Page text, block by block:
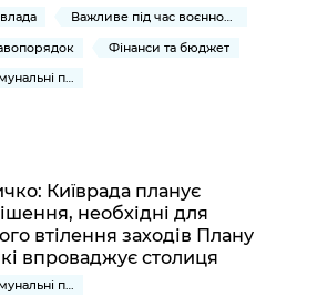
Важливе під час воєнного стану
Фінанси та бюджет
Будинок та комунальні послуги
Київрада планує
необхідні для
втілення заходів Плану
впроваджує столиця
Будинок та комунальні послуги